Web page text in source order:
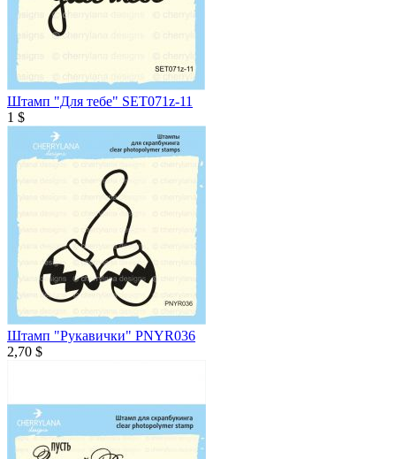
Штамп "Для тебе" SET071z-11
1 $
Штамп "Рукавички" PNYR036
2,70 $